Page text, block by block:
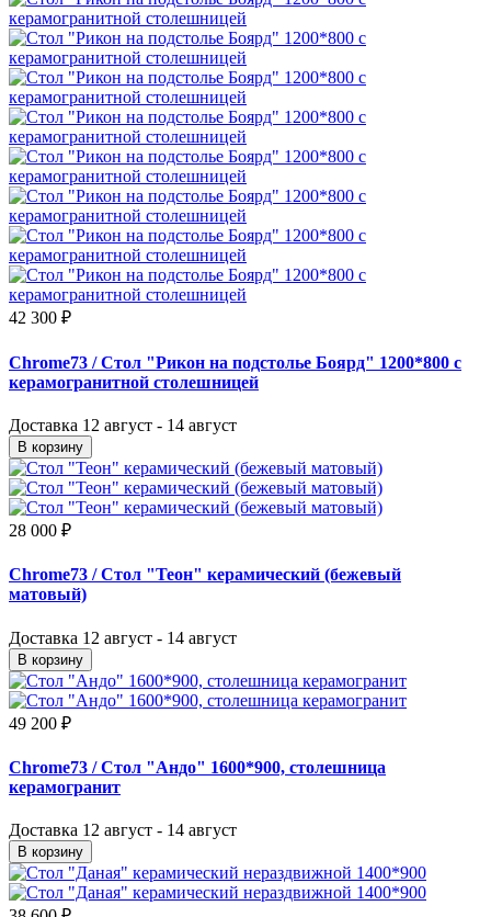
42 300 ₽
Chrome73 / Стол "Рикон на подстолье Боярд" 1200*800 с
керамогранитной столешницей
Доставка 12 август - 14 август
В корзину
28 000 ₽
Chrome73 / Стол "Теон" керамический (бежевый
матовый)
Доставка 12 август - 14 август
В корзину
49 200 ₽
Chrome73 / Стол "Андо" 1600*900, столешница
керамогранит
Доставка 12 август - 14 август
В корзину